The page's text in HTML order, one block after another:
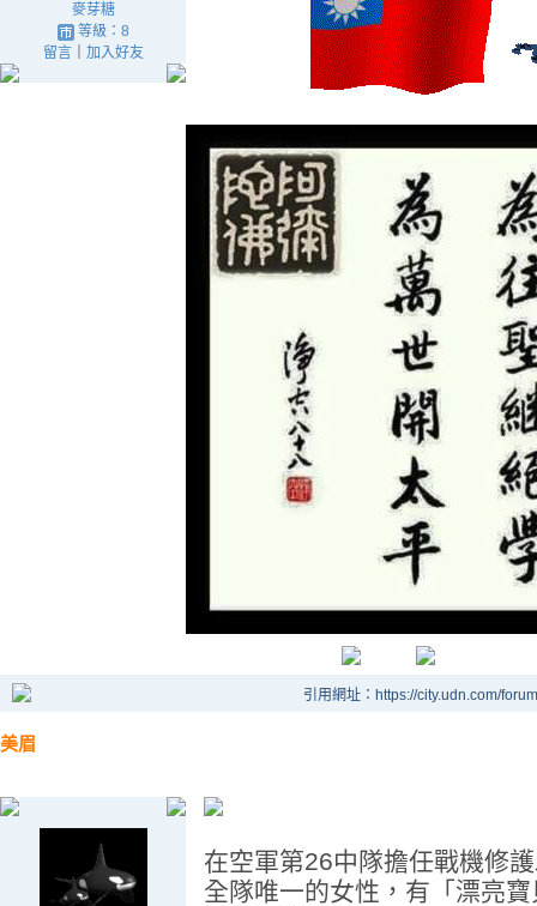
麥芽糖
等級：8
留言｜ 加入好友
引用網址：https://city.udn.com/
美眉
在空軍第26中隊擔任戰機修
全隊唯一的女性，有「漂亮